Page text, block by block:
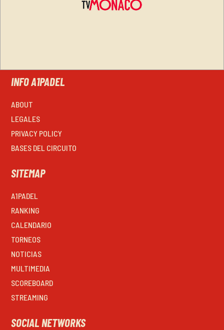
INFO A1PADEL
ABOUT
LEGALES
PRIVACY POLICY
BASES DEL CIRCUITO
SITEMAP
A1PADEL
RANKING
CALENDARIO
TORNEOS
NOTICIAS
MULTIMEDIA
SCOREBOARD
STREAMING
SOCIAL NETWORKS